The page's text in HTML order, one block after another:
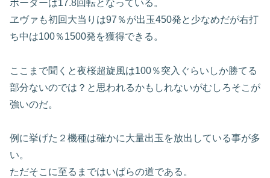
ボーダーは17.8回転となっている。
ヱヴァも初回大当りは97％が出玉450発と少なめだが右打
ち中は100％1500発を獲得できる。
ここまで聞くと夜桜超旋風は100％突入ぐらいしか勝てる
部分ないのでは？と思われるかもしれないがむしろそこが
強いのだ。
例に挙げた２機種は確かに大量出玉を放出している事が多
い。
ただそこに至るまではいばらの道である。